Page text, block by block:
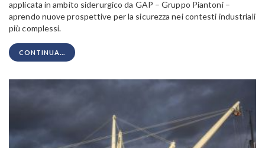
applicata in ambito siderurgico da GAP – Gruppo Piantoni –
aprendo nuove prospettive per la sicurezza nei contesti industriali
più complessi.
CONTINUA...